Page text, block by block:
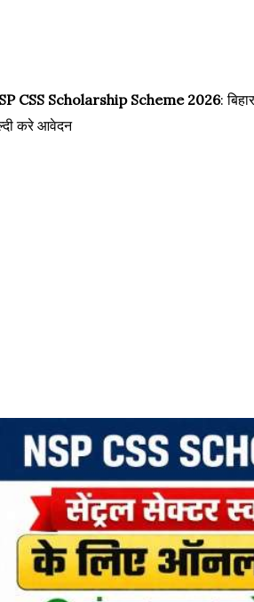
CSS Scholarship Scheme 2026:
करे आवेदन